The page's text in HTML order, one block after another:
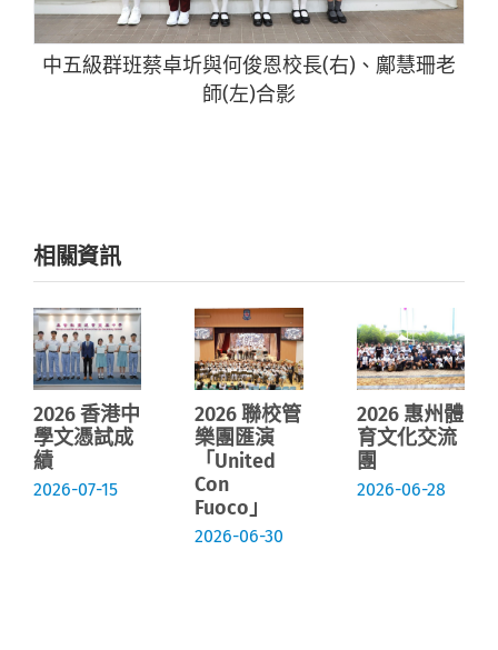
中五級群班蔡卓圻與何俊恩校長(右)、鄺慧珊老
師(左)合影
相關資訊
2026 香港中
學文憑試成
績
2026-07-15
2026 聯校管
樂團匯演
「United
Con
Fuoco」
2026-06-30
2026 惠州體
育文化交流
團
2026-06-28